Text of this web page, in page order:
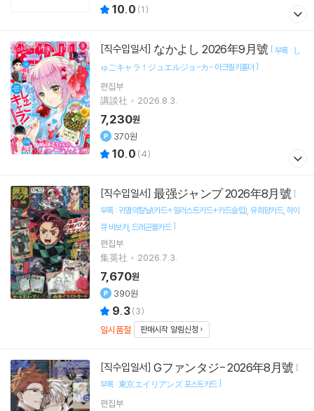
10.0 (1)
[직수입일서] なかよし 2026年9月號 [부록 : し
ゅごキャラ！ジュエルジョ-カ- 아크릴키홀더 ]
편집부
講談社
2026.8.3.
7,230원
370원
10.0 (4)
[직수입일서] 最强ジャンプ 2026年8月號 [
부록 : 귀멸의칼날(카드+일러스트카드+카드슬립) 유희왕카드 하이
큐 바보카 드래곤볼카드]
편집부
集英社
2026.7.3.
7,670원
390원
9.3(3)
일시품절
판매시작 알림신청
[직수입일서] Gファンタジ- 2026年8月號 [
부록 : 東京エイリアンズ 포스트카드]
편집부